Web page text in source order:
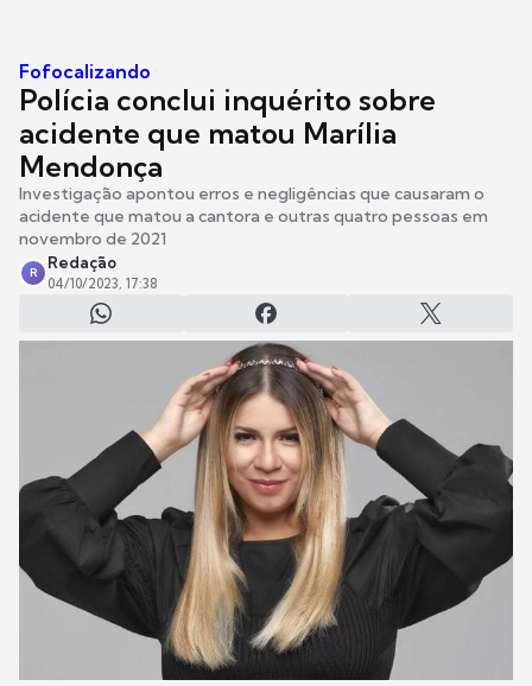
Fofocalizando
Polícia conclui inquérito sobre
acidente que matou Marília
Mendonça
Investigação apontou erros e negligências que causaram o
acidente que matou a cantora e outras quatro pessoas em
novembro de 2021
R
Redação
04/10/2023, 17:38